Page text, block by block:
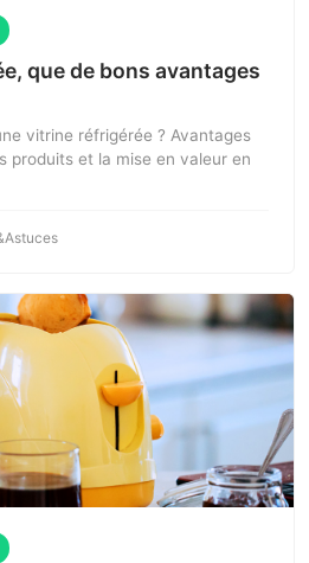
que de bons avantages
vitrine réfrigérée ? Avantages
produits et la mise en valeur en